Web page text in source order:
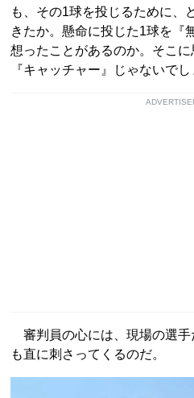
も、その1球を投じるために、
きたか。懸命に投じた1球を『
想ったことがあるのか。そこ
『キャッチャー』じゃないでし
審判員の心には、現場の選手
も直に刺さってくるのだ。